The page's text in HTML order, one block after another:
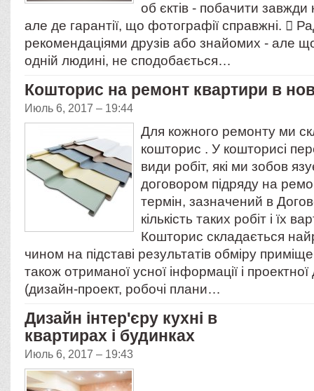
об єктів - побачити
але де гарантії, що фотографії справжні. 
рекомендаціями друзів або знайомих - але
одній людині, не сподобається…
Кошторис на ремонт квартири в
Июль 6, 2017 – 19:44
Для кожного ремонту ми
кошторис . У кошторисі
види робіт, які ми зобов
договором підряду на
термін, зазначений в
кількість таких робіт і їх
Кошторис складається
чином на підставі результатів обміру
також отриманої усної інформації і проектної
(дизайн-проект, робочі плани…
Дизайн інтер'єру кухні в
квартирах і будинках
Июль 6, 2017 – 19:43